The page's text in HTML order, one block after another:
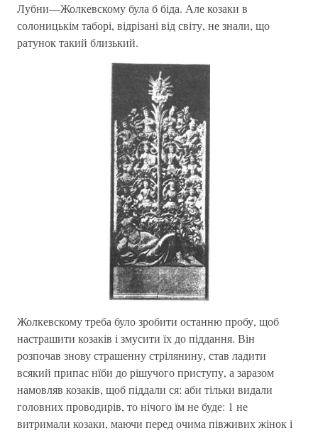
Лубни—Жолкевскому була б біда. Але козаки в
солоницькім таборі, відрізані від світу, не знали, що
ратунок такий близький.
Жолкевскому треба було зробити останню пробу, щоб
настрашити козаків і змусити їх до піддання. Він
розпочав знову страшенну стрілянину, став ладити
всякий припас нїби до рішучого приступу, а заразом
намовляв козаків, щоб піддали ся: аби тільки видали
головних проводирів, то нічого їм не буде: 1 не
витримали козаки, маючи перед очима півживих жінок і